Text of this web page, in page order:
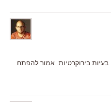
בעיות בירוקרטיות. אמור להפתח